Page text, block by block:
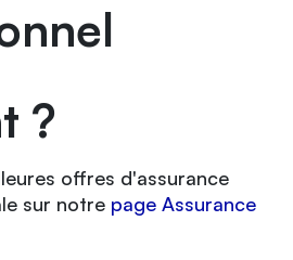
?
offres d'assurance
sur notre page Assurance